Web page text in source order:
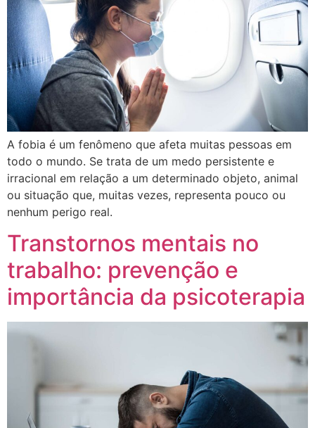
A fobia é um fenômeno que afeta muitas pessoas em
todo o mundo. Se trata de um medo persistente e
irracional em relação a um determinado objeto, animal
ou situação que, muitas vezes, representa pouco ou
nenhum perigo real.
Transtornos mentais no
trabalho: prevenção e
importância da psicoterapia